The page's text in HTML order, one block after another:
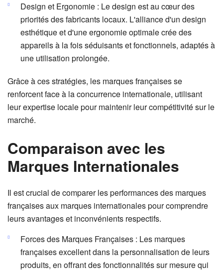
Design et Ergonomie : Le design est au cœur des
priorités des fabricants locaux. L'alliance d'un design
esthétique et d'une ergonomie optimale crée des
appareils à la fois séduisants et fonctionnels, adaptés à
une utilisation prolongée.
Grâce à ces stratégies, les marques françaises se
renforcent face à la concurrence internationale, utilisant
leur expertise locale pour maintenir leur compétitivité sur le
marché.
Comparaison avec les
Marques Internationales
Il est crucial de comparer les performances des marques
françaises aux marques internationales pour comprendre
leurs avantages et inconvénients respectifs.
Forces des Marques Françaises : Les marques
françaises excellent dans la personnalisation de leurs
produits, en offrant des fonctionnalités sur mesure qui